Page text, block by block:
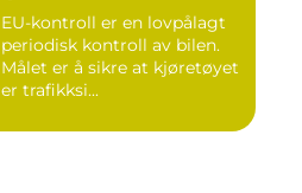
EU-kontroll er en lovpålagt
periodisk kontroll av bilen.
Målet er å sikre at kjøretøyet
er trafikksi...